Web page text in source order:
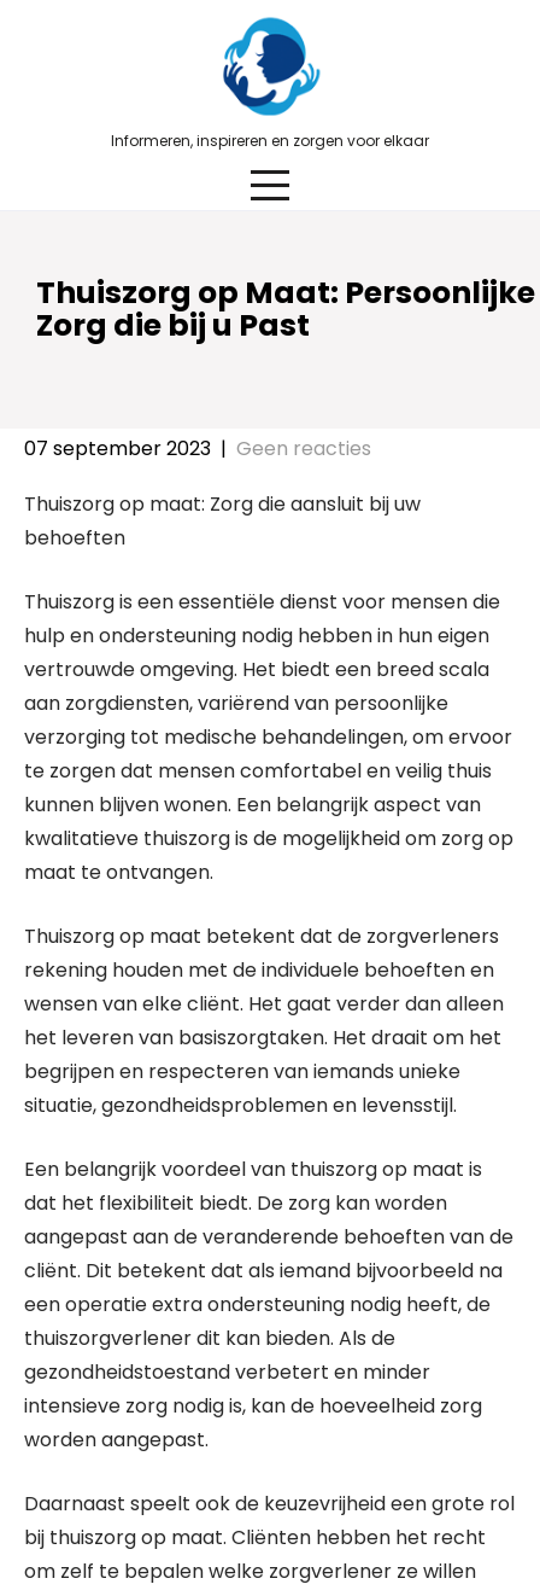
Informeren, inspireren en zorgen voor elkaar
Thuiszorg op Maat: Persoonlijke
Zorg die bij u Past
07 september 2023 | Geen reacties
Thuiszorg op maat: Zorg die aansluit bij uw
behoeften
Thuiszorg is een essentiële dienst voor mensen die
hulp en ondersteuning nodig hebben in hun eigen
vertrouwde omgeving. Het biedt een breed scala
aan zorgdiensten, variërend van persoonlijke
verzorging tot medische behandelingen, om ervoor
te zorgen dat mensen comfortabel en veilig thuis
kunnen blijven wonen. Een belangrijk aspect van
kwalitatieve thuiszorg is de mogelijkheid om zorg op
maat te ontvangen.
Thuiszorg op maat betekent dat de zorgverleners
rekening houden met de individuele behoeften en
wensen van elke cliënt. Het gaat verder dan alleen
het leveren van basiszorgtaken. Het draait om het
begrijpen en respecteren van iemands unieke
situatie, gezondheidsproblemen en levensstijl.
Een belangrijk voordeel van thuiszorg op maat is
dat het flexibiliteit biedt. De zorg kan worden
aangepast aan de veranderende behoeften van de
cliënt. Dit betekent dat als iemand bijvoorbeeld na
een operatie extra ondersteuning nodig heeft, de
thuiszorgverlener dit kan bieden. Als de
gezondheidstoestand verbetert en minder
intensieve zorg nodig is, kan de hoeveelheid zorg
worden aangepast.
Daarnaast speelt ook de keuzevrijheid een grote rol
bij thuiszorg op maat. Cliënten hebben het recht
om zelf te bepalen welke zorgverlener ze willen